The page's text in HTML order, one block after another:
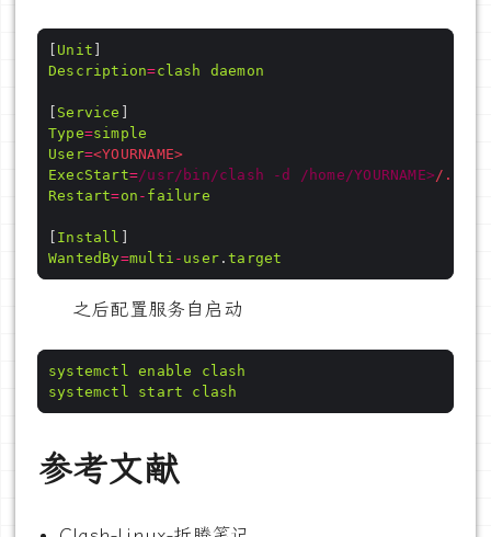
Unit
Description=clash daemon
Service
Type=simple
User=<YOURNAME>
ExecStart=/usr/bin/clash -d /home/YOURNAME>/
Restart=on - failure
Install
WantedBy=multi - user .target
之后配置服务自启动
systemctl enable
clash
systemctl
start clash
参考文献